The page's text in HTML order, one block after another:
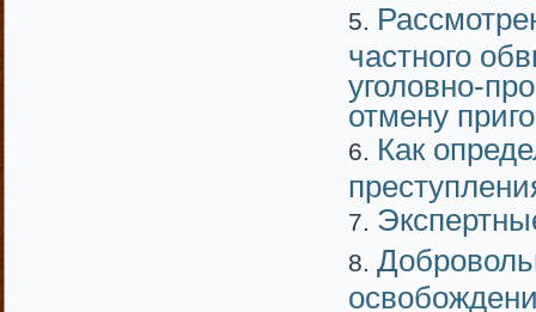
частного
уголовно-
отмену
Как